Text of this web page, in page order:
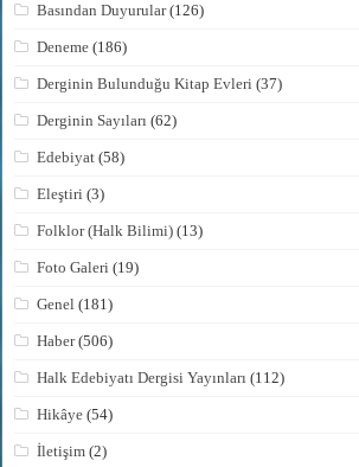
Basından Duyurular(126)
Deneme (186)
Derginin Bulunduğu Kitap Evleri (37)
Derginin Sayıları (62)
Edebiyat (58)
Eleştiri (3)
Folklor (Halk Bilimi) (13)
Foto Galeri (19)
Genel (181)
Haber(506)
Halk Edebiyatı Dergisi Yayınları (112)
Hikâye (54)
İletişim (2)